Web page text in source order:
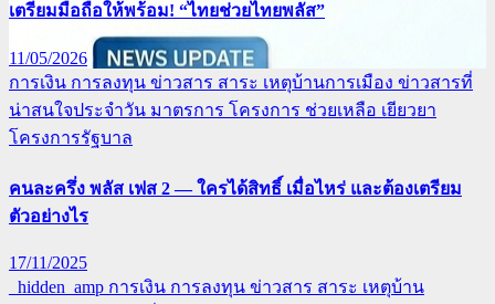
เตรียมมือถือให้พร้อม! “ไทยช่วยไทยพลัส”
11/05/2026
การเงิน การลงทุน ข่าวสาร สาระ เหตุบ้านการเมือง ข่าวสารที่
น่าสนใจประจำวัน มาตรการ โครงการ ช่วยเหลือ เยียวยา
โครงการรัฐบาล
คนละครึ่ง พลัส เฟส 2 — ใครได้สิทธิ์ เมื่อไหร่ และต้องเตรียม
ตัวอย่างไร
17/11/2025
_hidden_amp การเงิน การลงทุน ข่าวสาร สาระ เหตุบ้าน